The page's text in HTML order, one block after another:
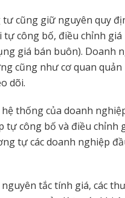
cũng giữ nguyên quy
công bố, điều chỉnh
giá bán buôn). Doanh
cũng như cơ quan
dõi.
thống của doanh
tự công bố và điều chỉnh
tự các doanh nghiệp
tắc tính giá, các